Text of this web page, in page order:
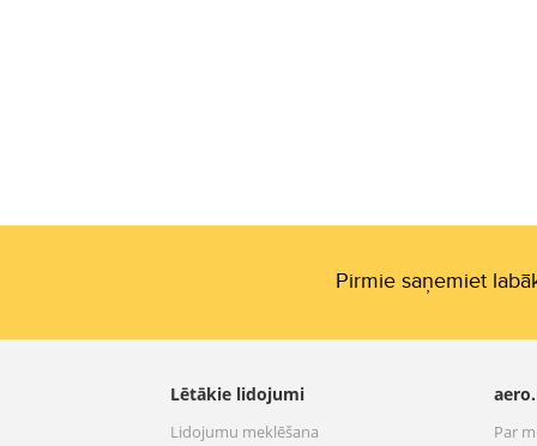
Pirmie saņemiet
Lētākie lidojumi
Lidojumu meklēšana
Par